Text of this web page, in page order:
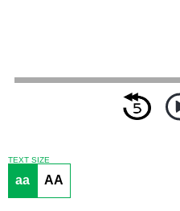
TEXT SIZE
aa AA